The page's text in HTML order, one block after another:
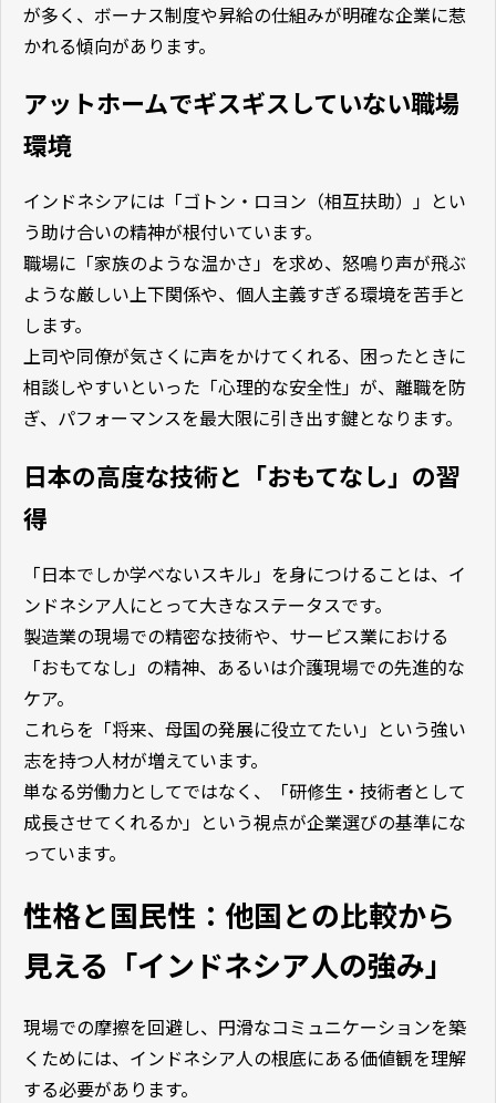
が多く、ボーナス制度や昇給の仕組みが明確な企業に惹
かれる傾向があります。
アットホームでギスギスしていない職場
環境
インドネシアには「ゴトン・ロヨン（相互扶助）」とい
う助け合いの精神が根付いています。
職場に「家族のような温かさ」を求め、怒鳴り声が飛ぶ
ような厳しい上下関係や、個人主義すぎる環境を苦手と
します。
上司や同僚が気さくに声をかけてくれる、困ったときに
相談しやすいといった「心理的な安全性」が、離職を防
ぎ、パフォーマンスを最大限に引き出す鍵となります。
日本の高度な技術と「おもてなし」の習
得
「日本でしか学べないスキル」を身につけることは、イ
ンドネシア人にとって大きなステータスです。
製造業の現場での精密な技術や、サービス業における
「おもてなし」の精神、あるいは介護現場での先進的な
ケア。
これらを「将来、母国の発展に役立てたい」という強い
志を持つ人材が増えています。
単なる労働力としてではなく、「研修生・技術者として
成長させてくれるか」という視点が企業選びの基準にな
っています。
性格と国民性：他国との比較から
見える「インドネシア人の強み」
現場での摩擦を回避し、円滑なコミュニケーションを築
くためには、インドネシア人の根底にある価値観を理解
する必要があります。